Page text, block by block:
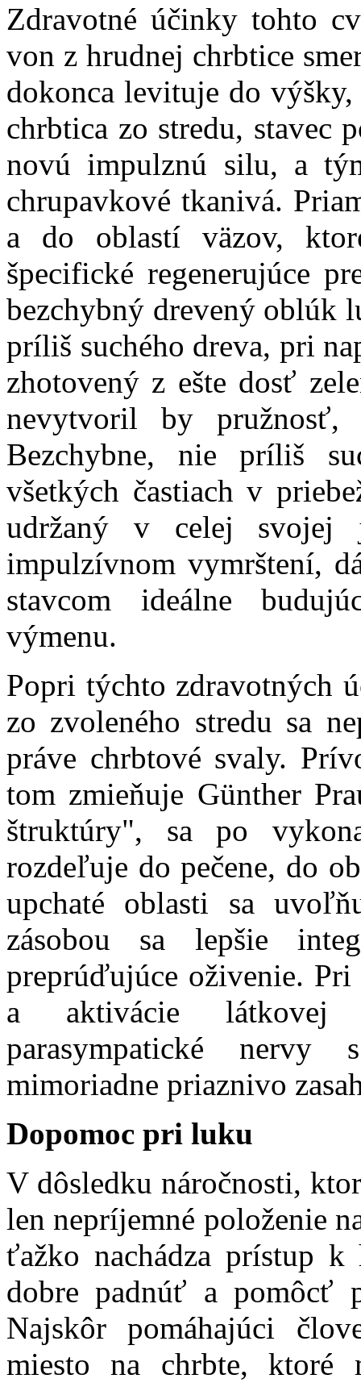
Zdravotné účinky tohto
von z hrudnej chrbtice
dokonca levituje do
chrbtica zo stredu, stavec
novú impulznú silu, a
chrupavkové tkanivá.
a do oblastí väzov,
špecifické regenerujúce
bezchybný drevený oblúk
príliš suchého dreva, pri
zhotovený z ešte dosť
nevytvoril by pružnosť,
Bezchybne, nie príliš
všetkých častiach v
udržaný v celej svojej
impulzívnom vymrštení,
stavcom ideálne
výmenu.
Popri týchto zdravotných
zo zvoleného stredu sa
práve chrbtové svaly.
tom zmieňuje Günther
štruktúry", sa po
rozdeľuje do pečene, do
upchaté oblasti sa
zásobou sa lepšie
preprúďujúce oživenie.
a aktivácie látkovej
parasympatické
mimoriadne priaznivo
Dopomoc pri luku
V dôsledku náročnosti,
len nepríjemné položenie
ťažko nachádza prístup
dobre padnúť a pomôcť
Najskôr pomáhajúci
miesto na chrbte, ktoré